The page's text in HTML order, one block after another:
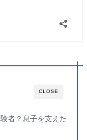
CLOSE
者？息子を支えた